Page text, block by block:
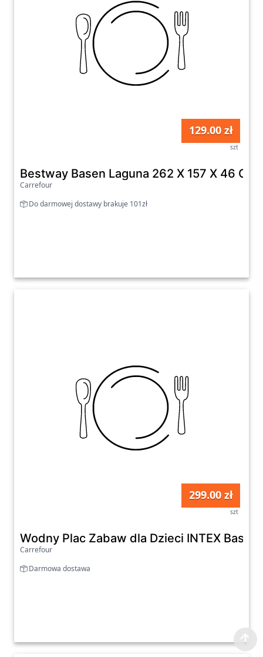
129.00 zł
szt
Bestway Basen Laguna 262 X 157 X 46 Cm
Carrefour
Do darmowej dostawy brakuje 101zł
299.00 zł
szt
Wodny Plac Zabaw dla Dzieci INTEX
Carrefour
Darmowa dostawa